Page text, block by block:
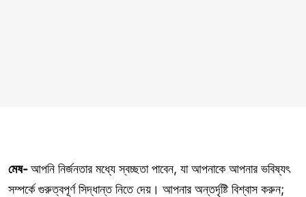
মেষ-আপনি নির্জনতার মধ্যে স্বচ্ছতা পাবেন, যা আপনাকে আপনার ভবিষ্যৎ
সম্পর্কে গুরুত্বপূর্ণ সিদ্ধান্ত নিতে দেয়। আপনার অন্তর্দৃষ্টি বিশ্বাস করুন;